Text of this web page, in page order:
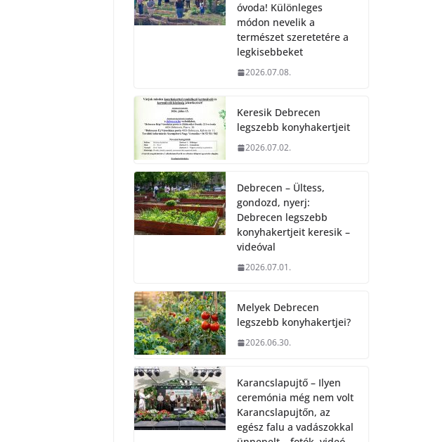
óvoda! Különleges
módon nevelik a
természet szeretetére a
legkisebbeket
2026.07.08.
Keresik Debrecen
legszebb konyhakertjeit
2026.07.02.
Debrecen – Ültess,
gondozd, nyerj:
Debrecen legszebb
konyhakertjeit keresik –
videóval
2026.07.01.
Melyek Debrecen
legszebb konyhakertjei?
2026.06.30.
Karancslapujtő – Ilyen
ceremónia még nem volt
Karancslapujtőn, az
egész falu a vadászokkal